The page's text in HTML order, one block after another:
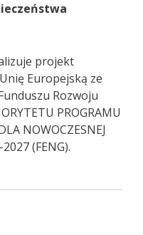
projekt
Europejską ze
Rozwoju
PROGRAMU
NOWOCZESNEJ
(FENG).